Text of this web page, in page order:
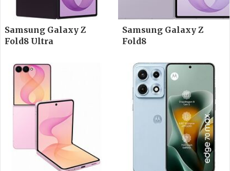
Samsung Galaxy Z
Fold8 Ultra
Samsung Galaxy Z
Fold8